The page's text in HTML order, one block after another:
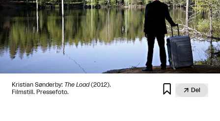
Kristian Sønderby: The Load(2012).
Filmstill. Pressefoto.
  Del